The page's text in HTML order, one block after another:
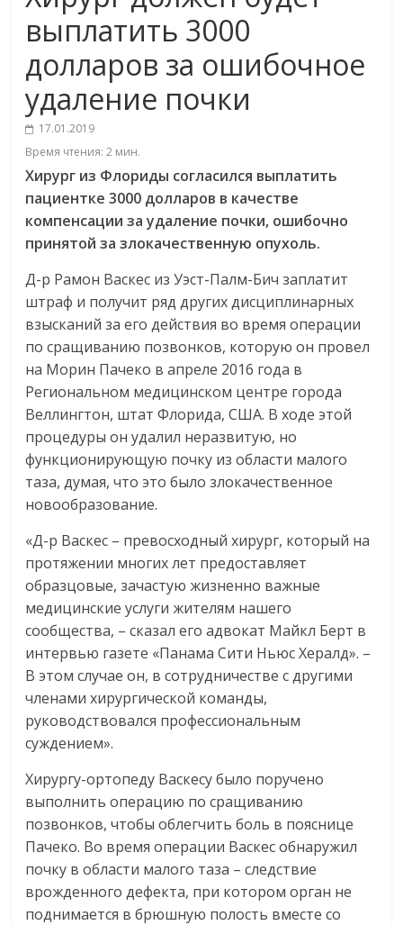
выплатить 3000
долларов за ошибочное
удаление почки
17.01.2019
Время чтения:2 мин.
Хирург из Флориды согласился выплатить
пациентке 3000 долларов в качестве
компенсации за удаление почки, ошибочно
принятой за злокачественную опухоль.
Д-р Рамон Васкес из Уэст-Палм-Бич заплатит
штраф и получит ряд других дисциплинарных
взысканий за его действия во время операции
по сращиванию позвонков, которую он провел
на Морин Пачеко в апреле 2016 года в
Региональном медицинском центре города
Веллингтон, штат Флорида, США. В ходе этой
процедуры он удалил неразвитую, но
функционирующую почку из области малого
таза, думая, что это было злокачественное
новообразование.
«Д-р Васкес – превосходный хирург, который на
протяжении многих лет предоставляет
образцовые, зачастую жизненно важные
медицинские услуги жителям нашего
сообщества, – сказал его адвокат Майкл Берт в
интервью газете «Панама Сити Ньюс Хералд». –
В этом случае он, в сотрудничестве с другими
членами хирургической команды,
руководствовался профессиональным
суждением».
Хирургу-ортопеду Васкесу было поручено
выполнить операцию по сращиванию
позвонков, чтобы облегчить боль в пояснице
Пачеко. Во время операции Васкес обнаружил
почку в области малого таза – следствие
врожденного дефекта, при котором орган не
поднимается в брюшную полость вместе со